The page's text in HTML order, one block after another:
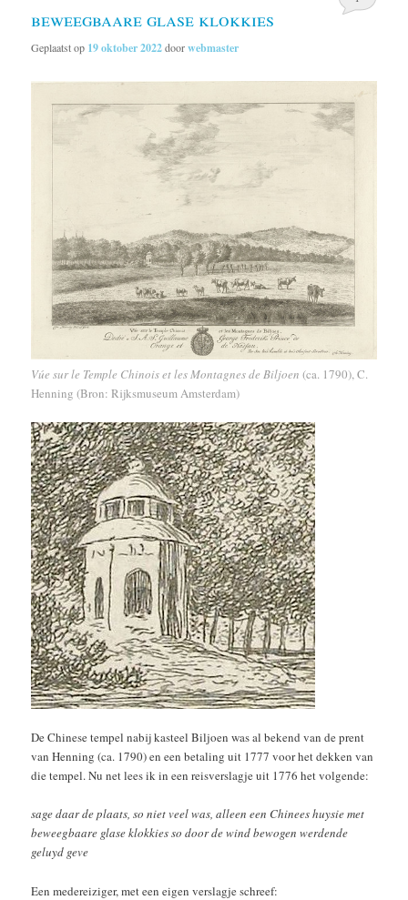
beweegbaare glase klokkies
Geplaatst op 19 oktober 2022doorwebmaster
Vúe sur le Temple Chinois et les Montagnes de Biljoen (ca. 1790), C.
Henning (Bron: Rijksmuseum Amsterdam)
De Chinese tempel nabij kasteel Biljoen was al bekend van de prent
van Henning (ca. 1790) en een betaling uit 1777 voor het dekken van
die tempel. Nu net lees ik in een reisverslagje uit 1776 het volgende:
sage daar de plaats, so niet veel was, alleen een Chinees huysie met
beweegbaare glase klokkies so door de wind bewogen werdende
geluyd geve
Een medereiziger, met een eigen verslagje schreef: